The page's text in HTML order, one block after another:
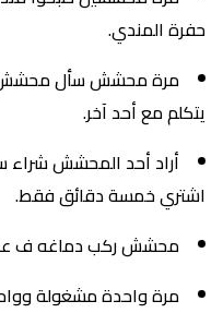
حفرة المندي.
مرة محشش سأل محشش
يتكلم مع أحد آخر.
أراد أحد المحشش شراء
اشتري خمسة دقائق فقط.
محشش ركب دماغه ف
مرة واحدة مشغولة